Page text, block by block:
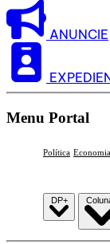
ANUNCIE
Menu Portal
Política Economia
DP+